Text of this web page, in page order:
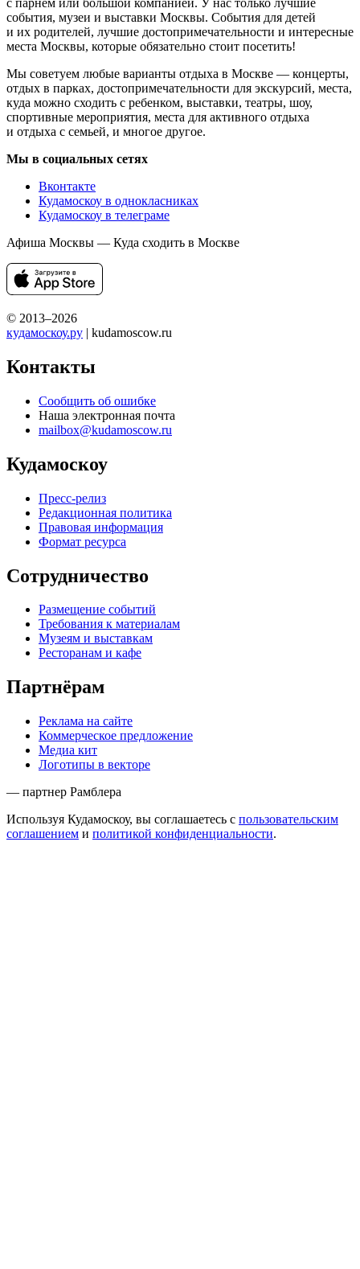
с парнем или большой компанией. У нас только лучшие
события, музеи и выставки Москвы. События для детей
и их родителей, лучшие достопримечательности и интересные
места Москвы, которые обязательно стоит посетить!
Мы советуем любые варианты отдыха в Москве — концерты,
отдых в парках, достопримечательности для экскурсий, места,
куда можно сходить с ребенком, выставки, театры, шоу,
спортивные мероприятия, места для активного отдыха
и отдыха с семьей, и многое другое.
Мы в социальных сетях
Вконтакте
Кудамоскоу в однокласниках
Кудамоскоу в телеграме
Афиша Москвы — Куда сходить в Москве
© 2013–2026
кудамоскоу.ру | kudamoscow.ru
Контакты
Сообщить об ошибке
Наша электронная почта
mailbox@kudamoscow.ru
Кудамоскоу
Пресс-релиз
Редакционная политика
Правовая информация
Формат ресурса
Сотрудничество
Размещение событий
Требования к материалам
Музеям и выставкам
Ресторанам и кафе
Партнёрам
Реклама на сайте
Коммерческое предложение
Медиа кит
Логотипы в векторе
— партнер Рамблера
Используя Кудамоскоу, вы соглашаетесь с пользовательским
соглашением и политикой конфиденциальности.